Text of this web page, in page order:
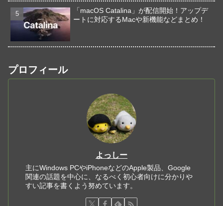
「macOS Catalina」が配信開始！アップデ
ートに対応するMacや新機能などまとめ！
プロフィール
よっしー
主にWindows PCやiPhoneなどのApple製品、Google
関連の話題を中心に、なるべく初心者向けに分かりや
すい記事を書くよう努めています。